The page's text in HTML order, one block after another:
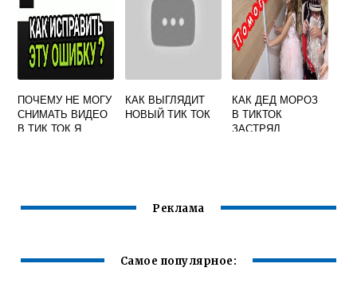
ПОЧЕМУ НЕ МОГУ
СНИМАТЬ ВИДЕО
В ТИК ТОК Я
КАК ВЫГЛЯДИТ
НОВЫЙ ТИК ТОК
КАК ДЕД МОРОЗ
В ТИКТОК
ЗАСТРЯЛ
Реклама
Самое популярное: